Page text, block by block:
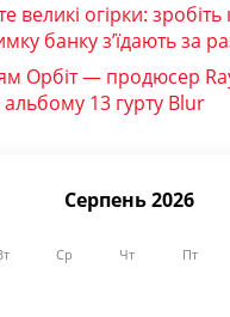
великі огірки:
банку з’їдають за
Орбіт — продюсер
13 гурту Blur
Серпень 2026
Ср Чт Пт